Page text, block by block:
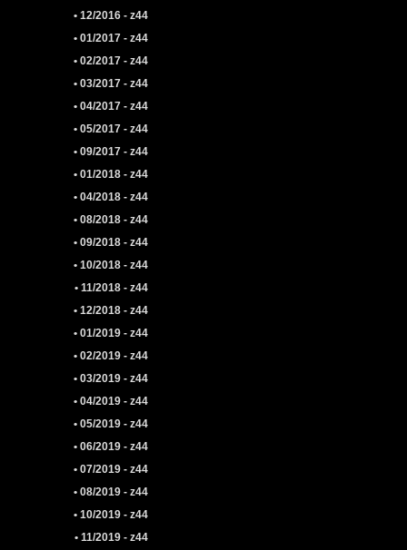
• 12/2016 - z44
• 01/2017 - z44
• 02/2017 - z44
• 03/2017 - z44
• 04/2017 - z44
• 05/2017 - z44
• 09/2017 - z44
• 01/2018 - z44
• 04/2018 - z44
• 08/2018 - z44
• 09/2018 - z44
• 10/2018 - z44
• 11/2018 - z44
• 12/2018 - z44
• 01/2019 - z44
• 02/2019 - z44
• 03/2019 - z44
• 04/2019 - z44
• 05/2019 - z44
• 06/2019 - z44
• 07/2019 - z44
• 08/2019 - z44
• 10/2019 - z44
• 11/2019 - z44